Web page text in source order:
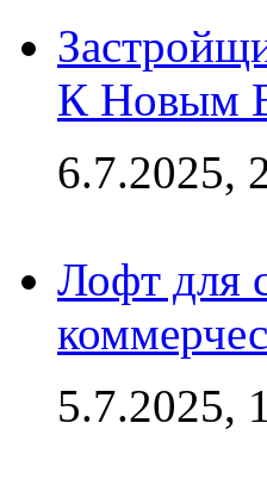
К Новым
6.7.2025,
Лофт для
5.7.2025,